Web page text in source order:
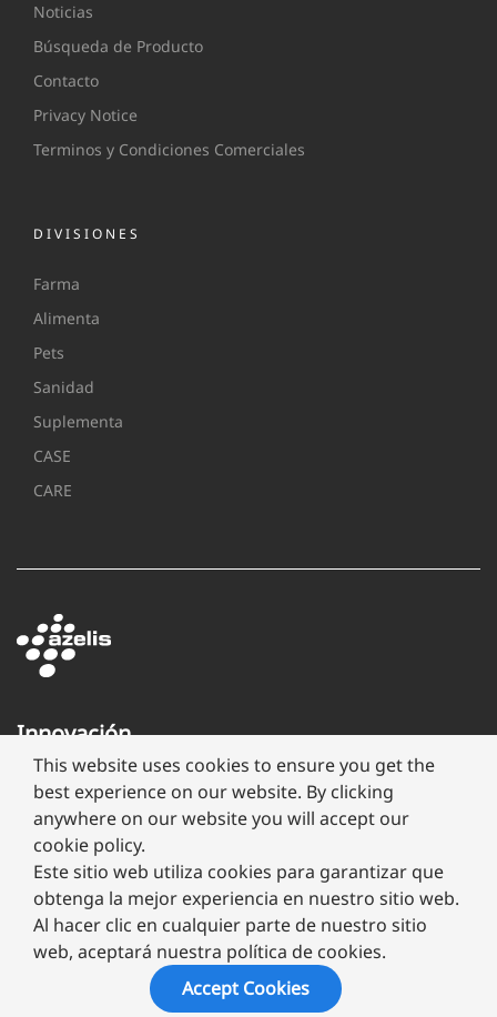
Noticias
Búsqueda de Producto
Contacto
Privacy Notice
Terminos y Condiciones Comerciales
DIVISIONES
Farma
Alimenta
Pets
Sanidad
Suplementa
CASE
CARE
Innovación
través
de
formulación
2026 Megafarma
Aviso de Privacidad
This website uses cookies to ensure you get the
best experience on our website. By clicking
anywhere on our website you will accept our
cookie policy.
Este sitio web utiliza cookies para garantizar que
obtenga la mejor experiencia en nuestro sitio web.
Al hacer clic en cualquier parte de nuestro sitio
web, aceptará nuestra política de cookies.
Accept Cookies